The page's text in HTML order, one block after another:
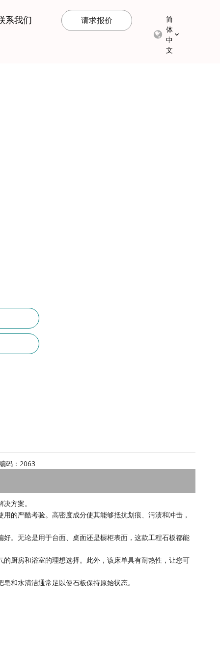
系我们 请求报价
简
体
中
文
码： 2063
方案。
的严酷考验。高密度成分使其能够抵抗划痕、污渍和冲击，
。无论是用于台面、桌面还是橱柜表面，这款工程石板都能
厨房和浴室的理想选择。此外，该床单具有耐热性，让您可
和水清洁通常足以使石板保持原始状态。